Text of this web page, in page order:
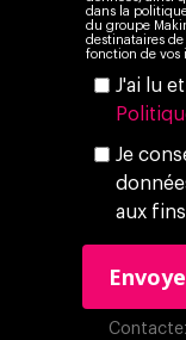
dans la
du groupe
destinataires de
fonction de vos
J'ai lu
Je
aux